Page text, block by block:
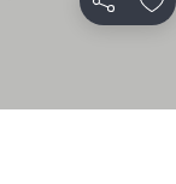
공유 즐